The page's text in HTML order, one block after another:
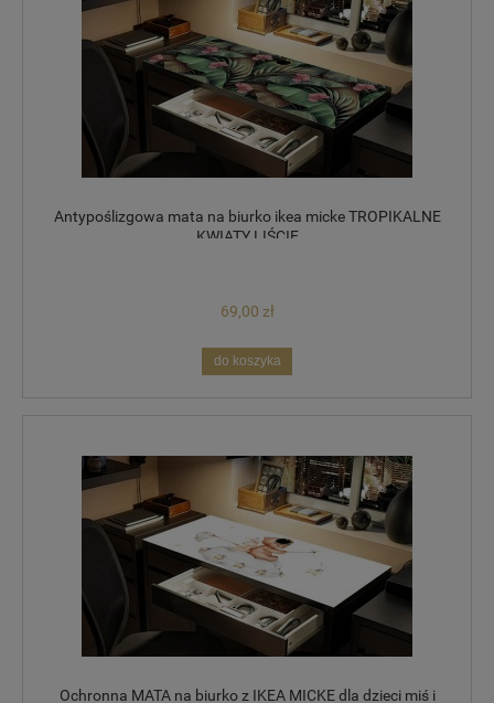
Antypoślizgowa mata na biurko ikea micke TROPIKALNE
KWIATY LIŚCIE
69,00 zł
do koszyka
Ochronna MATA na biurko z IKEA MICKE dla dzieci miś i